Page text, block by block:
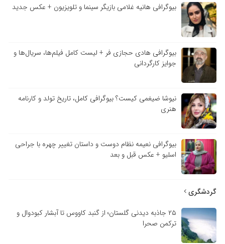
بیوگرافی هانیه غلامی بازیگر سینما و تلویزیون + عکس جدید
بیوگرافی هادی حجازی فر + لیست کامل فیلم‌ها، سریال‌ها و
جوایز کارگردانی
نیوشا ضیغمی کیست؟ بیوگرافی کامل، تاریخ تولد و کارنامه
هنری
بیوگرافی نعیمه نظام دوست و داستان تغییر چهره با جراحی
اسلیو + عکس قبل و بعد
گردشگری
۲۵ جاذبه دیدنی گلستان؛ از گنبد کاووس تا آبشار کبودوال و
ترکمن صحرا